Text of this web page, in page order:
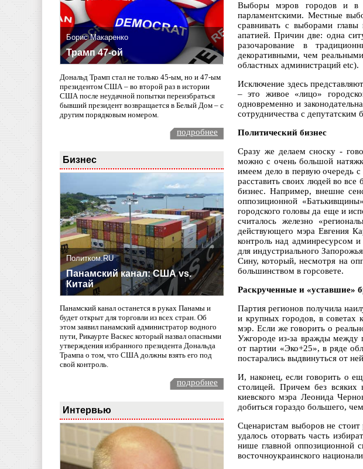
Борис Макаренко
Трамп 47-ой
Дональд Трамп стал не только 45-ым, но и 47-ым
президентом США – во второй раз в истории
США после неудачной попытки переизбраться
бывший президент возвращается в Белый Дом – с
другим порядковым номером.
подробнее
Бизнес
Политком.RU
Панамский канал: США vs.
Китай
Панамский канал останется в руках Панамы и
будет открыт для торговли из всех стран. Об
этом заявил панамский администратор водного
пути, Рикаурте Васкес который назвал опасными
утверждения избранного президента Дональда
Трампа о том, что США должны взять его под
свой контроль.
подробнее
Интервью
Выборы мэров городов и в
парламентскими. Местные
сравнивать с выборами
апатией. Причин две: одна
разочарование в
декоративными, чем
областных администраций etc).
Исключение здесь
– это живое «лицо»
одновременно и
сотрудничества с депутатским
Политический бизнес
Сразу же делаем сноску -
можно с очень большой
имеем дело в первую очередь
расставить своих людей во все
бизнес. Например, внешне
оппозиционной
городского головы да еще и
считалось железно
действующего мэра Евгения
контроль над админресурсом
для индустриального
Сину, который, несмотря на
большинством в горсовете.
Раскрученные и «уставшие»
Партия регионов получила
и крупных городов, в советах
мэр. Если же говорить о
Ужгороде из-за вражды между
от партии «Эко+25», в ряде
постарались выдвинуться от
И, наконец, если говорить о
столицей. Причем без всяких
киевского мэра Леонида
добиться гораздо большего,
Сценаристам выборов не стоит
удалось оторвать часть
нише главной оппозиционной
восточноукраинского